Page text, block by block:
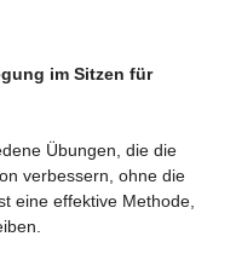
im Sitzen für
Übungen, die die
verbessern, ohne die
eine effektive Methode,